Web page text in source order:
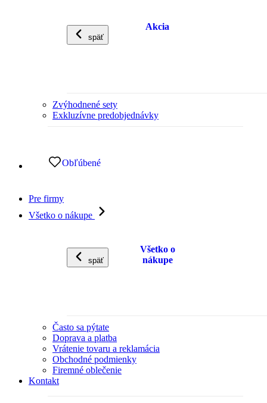
späť
Akcia
Zvýhodnené sety
Exkluzívne predobjednávky
Obľúbené
Pre firmy
Všetko o nákupe
späť
Všetko o
nákupe
Často sa pýtate
Doprava a platba
Vrátenie tovaru a reklamácia
Obchodné podmienky
Firemné oblečenie
Kontakt